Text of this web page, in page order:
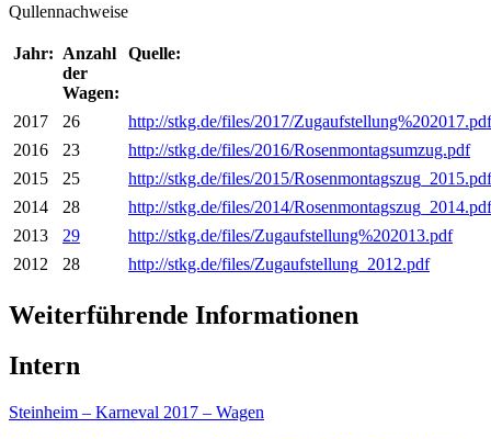
Qullennachweise
Jahr: Anzahl
der
Wagen:
Quelle:
2017 26
http://stkg.de/files/2017/Zugaufstellung%202017.pdf
2016
23
http://stkg.de/files/2016/Rosenmontagsumzug.pdf
2015
25
http://stkg.de/files/2015/Rosenmontagszug_2015.pdf
2014
28
http://stkg.de/files/2014/Rosenmontagszug_2014.pdf
2013
29
http://stkg.de/files/Zugaufstellung%202013.pdf
2012
28 http://stkg.de/files/Zugaufstellung_2012.pdf
Weiterführende Informationen
Intern
Steinheim – Karneval 2017 – Wagen